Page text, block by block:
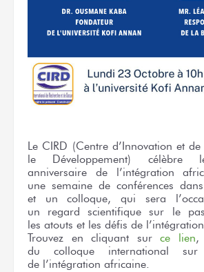
Le CIRD (Centre d’Innovationet de
le Développement) célèbre
anniversaire de l’intégration
une semaine de conférences
et un colloque, qui sera
un regard
scientifiquesur le
les atouts et les défis de l’intégration
Trouvez en cliquant surce lien,
du colloqueinternational
de l’intégration africaine.